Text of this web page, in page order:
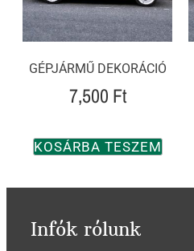
GÉPJÁRMŰ DEKORÁCIÓ
7,500 Ft
KOSÁRBA TESZEM
Infók rólunk